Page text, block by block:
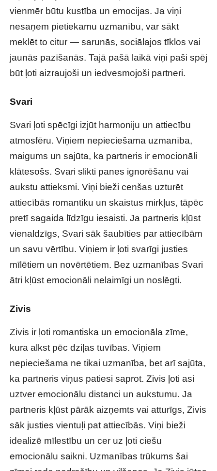
vienmēr būtu kustība un emocijas. Ja viņi
nesaņem pietiekamu uzmanību, var sākt
meklēt to citur — sarunās, sociālajos tīklos vai
jaunās pazīšanās. Tajā pašā laikā viņi paši spēj
būt ļoti aizraujoši un iedvesmojoši partneri.
Svari
Svari ļoti spēcīgi izjūt harmoniju un attiecību
atmosfēru. Viņiem nepieciešama uzmanība,
maigums un sajūta, ka partneris ir emocionāli
klātesošs. Svari slikti panes ignorēšanu vai
aukstu attieksmi. Viņi bieži cenšas uzturēt
attiecībās romantiku un skaistus mirkļus, tāpēc
pretī sagaida līdzīgu iesaisti. Ja partneris kļūst
vienaldzīgs, Svari sāk šaubīties par attiecībām
un savu vērtību. Viņiem ir ļoti svarīgi justies
mīlētiem un novērtētiem. Bez uzmanības Svari
ātri kļūst emocionāli nelaimīgi un noslēgti.
Zivis
Zivis ir ļoti romantiska un emocionāla zīme,
kura alkst pēc dziļas tuvības. Viņiem
nepieciešama ne tikai uzmanība, bet arī sajūta,
ka partneris viņus patiesi saprot. Zivis ļoti asi
uztver emocionālu distanci un aukstumu. Ja
partneris kļūst pārāk aizņemts vai atturīgs, Zivis
sāk justies vientuļi pat attiecībās. Viņi bieži
idealizē mīlestību un cer uz ļoti ciešu
emocionālu saikni. Uzmanības trūkums šai